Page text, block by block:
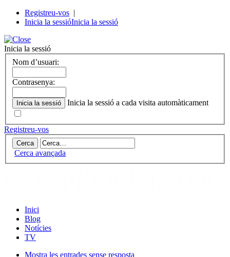
Registreu-vos |
Inicia la sessióInicia la sessió
Inicia la sessió
Nom d’usuari:
Contrasenya:
Inicia la sessió a cada visita automàticament
Registreu-vos
Cerca avançada
Inici
Blog
Notícies
TV
Mostra les entrades sense resposta